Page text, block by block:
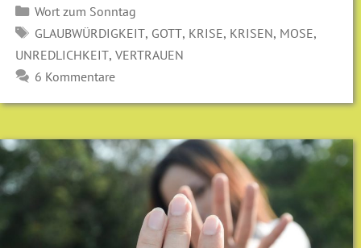
Kategorien
Wort zum Sonntag
SCHLAGWÖRTER
GLAUBWÜRDIGKEIT, GOTT, KRISE, KRISEN, MOSE,
UNREDLICHKEIT,VERTRAUEN
6 Kommentare